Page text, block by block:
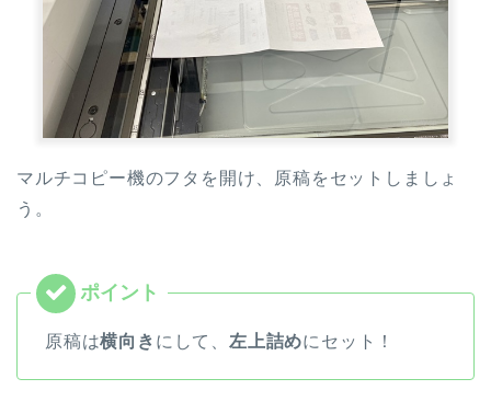
マルチコピー機のフタを開け、原稿をセットしましょ
う。
原稿は横向き にして、 左上詰めにセット！